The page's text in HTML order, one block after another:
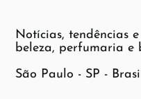
Notícias, tendências
beleza, perfumaria e
São Paulo - SP - Brasil